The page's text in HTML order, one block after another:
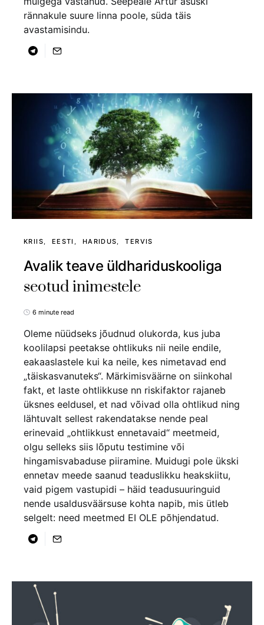
rännakule suure linna poole, süda täis
avastamisindu.
KRIIS EESTI HARIDUS TERVIS
Avalik teave üldhariduskooliga
seotud inimestele
6 minute read
Oleme nüüdseks jõudnud olukorda, kus juba
koolilapsi peetakse ohtlikuks nii neile endile,
eakaaslastele kui ka neile, kes nimetavad end
„täiskasvanuteks“. Märkimisväärne on siinkohal
fakt, et laste ohtlikkuse nn riskifaktor rajaneb
üksnes eeldusel, et nad võivad olla ohtlikud ning
lähtuvalt sellest rakendatakse nende peal
erinevaid „ohtlikkust ennetavaid“ meetmeid,
olgu selleks siis lõputu testimine või
hingamisvabaduse piiramine. Muidugi pole ükski
ennetav meede saanud teaduslikku heakskiitu,
vaid pigem vastupidi – häid teadusuuringuid
nende usaldusväärsuse kohta napib, mis ütleb
selgelt: need meetmed EI OLE põhjendatud.